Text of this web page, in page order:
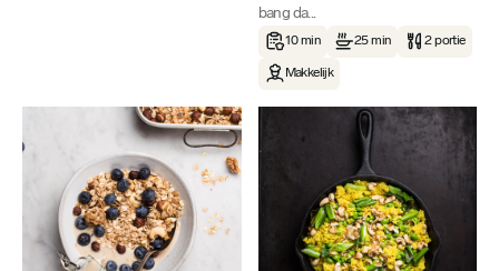
bang da...
10 min 25 min 2 portie
Makkelijk